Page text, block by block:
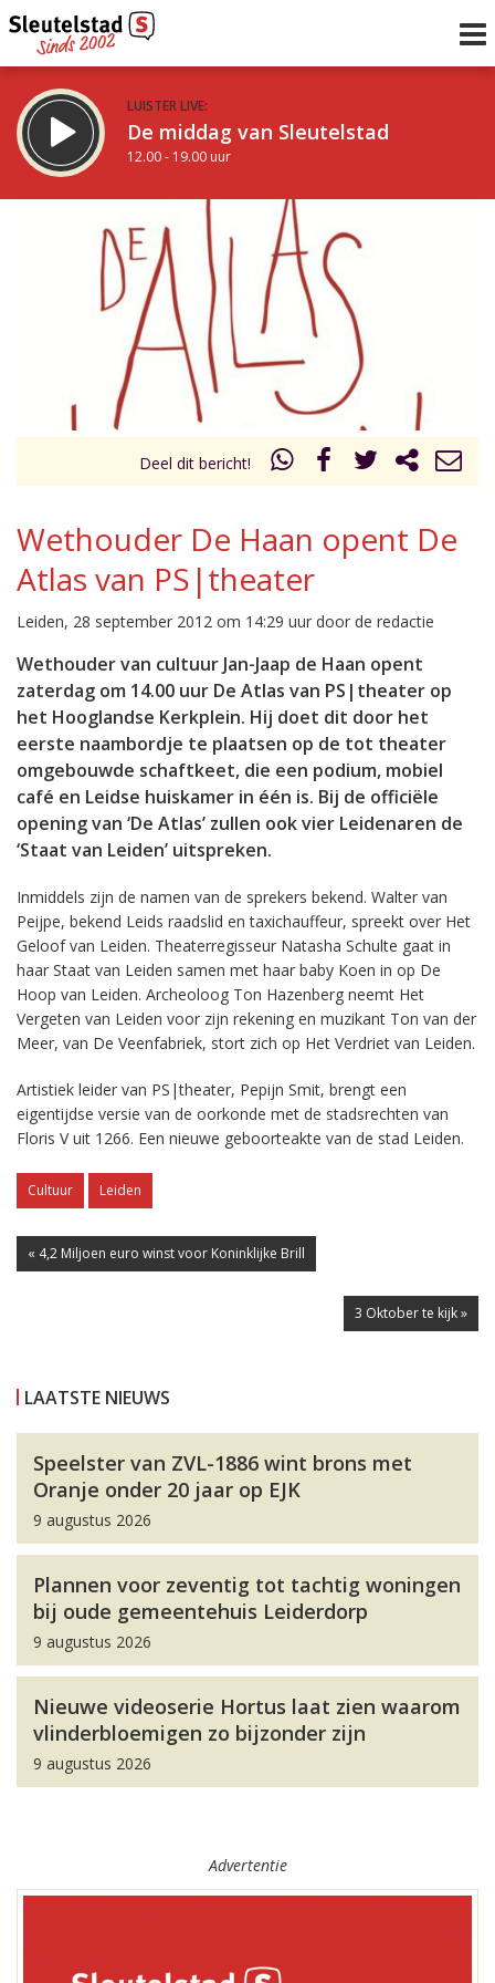
LUISTER LIVE:
De middag van Sleutelstad
12.00 - 19.00 uur
De avond van Sleutelstad
19.00 - 22.00 uur
uur 1 van 0
Deel dit bericht!
Wethouder De Haan opent De
Atlas van PS|theater
Leiden, 28 september 2012 om 14:29 uur door de redactie
Wethouder van cultuur Jan-Jaap de Haan opent
zaterdag om 14.00 uur De Atlas van PS|theater op
het Hooglandse Kerkplein. Hij doet dit door het
eerste naambordje te plaatsen op de tot theater
omgebouwde schaftkeet, die een podium, mobiel
café en Leidse huiskamer in één is. Bij de officiële
opening van ‘De Atlas’ zullen ook vier Leidenaren de
‘Staat van Leiden’ uitspreken.
Inmiddels zijn de namen van de sprekers bekend. Walter van
Peijpe, bekend Leids raadslid en taxichauffeur, spreekt over Het
Geloof van Leiden. Theaterregisseur Natasha Schulte gaat in
haar Staat van Leiden samen met haar baby Koen in op De
Hoop van Leiden. Archeoloog Ton Hazenberg neemt Het
Vergeten van Leiden voor zijn rekening en muzikant Ton van der
Meer, van De Veenfabriek, stort zich op Het Verdriet van Leiden.
Artistiek leider van PS|theater, Pepijn Smit, brengt een
eigentijdse versie van de oorkonde met de stadsrechten van
Floris V uit 1266. Een nieuwe geboorteakte van de stad Leiden.
Cultuur Leiden
« 4,2 Miljoen euro winst voor Koninklijke Brill
3 Oktober te kijk »
LAATSTE NIEUWS
Speelster van ZVL-1886 wint brons met
Oranje onder 20 jaar op EJK
9 augustus 2026
Plannen voor zeventig tot tachtig woningen
bij oude gemeentehuis Leiderdorp
9 augustus 2026
Nieuwe videoserie Hortus laat zien waarom
vlinderbloemigen zo bijzonder zijn
9 augustus 2026
Advertentie